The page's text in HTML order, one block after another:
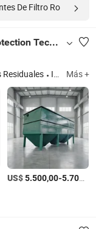
De Filtro Ro
Guangzhou Longdai Environmental Protection Technology Co., Ltd
Residuales ISO9001:2015, ISO14001, ISO45001:2018 Más +
/Set
US$5.500,00-5.700,00